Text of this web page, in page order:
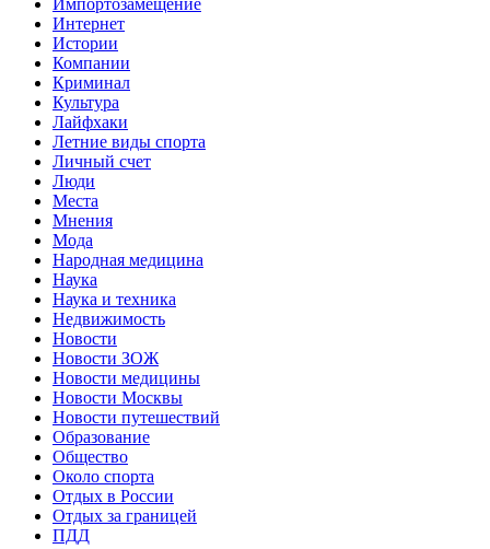
Импортозамещение
Интернет
Истории
Компании
Криминал
Культура
Лайфхаки
Летние виды спорта
Личный счет
Люди
Места
Мнения
Мода
Народная медицина
Наука
Наука и техника
Недвижимость
Новости
Новости ЗОЖ
Новости медицины
Новости Москвы
Новости путешествий
Образование
Общество
Около спорта
Отдых в России
Отдых за границей
ПДД